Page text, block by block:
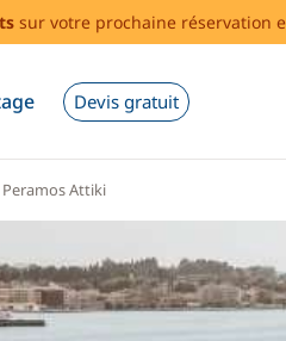
sur votre prochaine réservation
Devis gratuit
Peramos Attiki